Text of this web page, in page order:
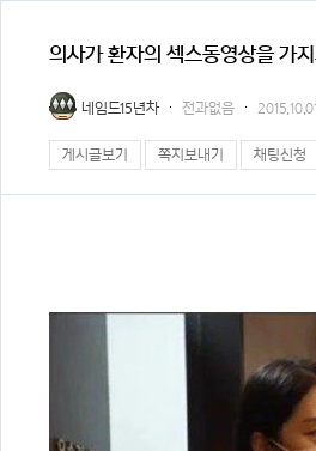
의사가 환자의 섹스동영상을 가
네임드15년차 전과없음
게시글보기 쪽지보내기 채팅신청